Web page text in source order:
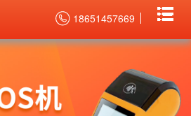
18651457669